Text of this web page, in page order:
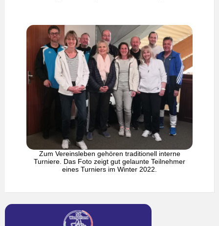
Zum Vereinsleben gehören traditionell interne
Turniere. Das Foto zeigt gut gelaunte Teilnehmer
eines Turniers im Winter 2022.